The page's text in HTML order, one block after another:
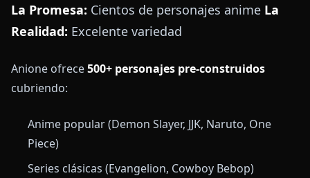
La Promesa: Cientos de personajes anime La
Realidad: Excelente variedad
Anione ofrece500+ personajes pre-construidos
cubriendo:
Anime popular (Demon Slayer, JJK, Naruto, One
Piece)
Series clásicas (Evangelion, Cowboy Bebop)